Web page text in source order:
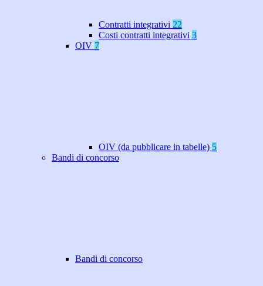
Contratti integrativi 22
Costi contratti integrativi 3
OIV 7
OIV (da pubblicare in tabelle) 5
Bandi di concorso
Bandi di concorso